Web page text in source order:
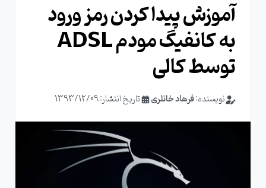
آموزش پیدا کردن رمز ورود
به کانفیگ مودم ADSL
توسط کالی
نویسنده:فرهاد خانلری تاریخ انتشار: 1393/12/09